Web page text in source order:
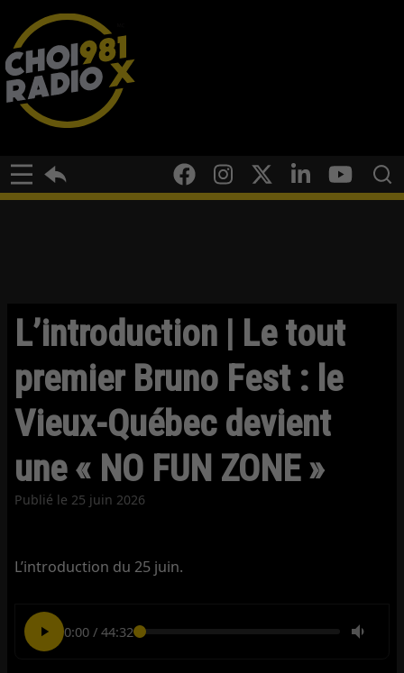
L’introduction | Le tout
premier Bruno Fest : le
Vieux-Québec devient
une « NO FUN ZONE »
Publié le 25 juin 2026
L’introduction du 25 juin.
0:00/ 44:32